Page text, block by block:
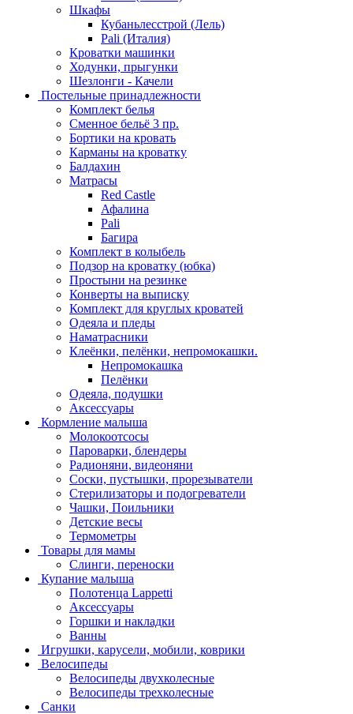
Шкафы
Кубаньлесстрой (Лель)
Pali (Италия)
Кроватки машинки
Ходунки, прыгунки
Шезлонги - Качели
Постельные принадлежности
Комплект белья
Сменное бельё 3 пр.
Бортики на кровать
Карманы на кроватку
Балдахин
Матрасы
Red Castle
Афалина
Pali
Багира
Комплект в колыбель
Подзор на кроватку (юбка)
Простыни на резинке
Конверты на выписку
Комплект для круглых кроватей
Одеяла и пледы
Наматрасники
Клеёнки, пелёнки, непромокашки.
Непромокашка
Пелёнки
Одеяла, подушки
Аксессуары
Кормление малыша
Молокоотсосы
Пароварки, блендеры
Радионяни, видеоняни
Соски, пустышки, прорезыватели
Стерилизаторы и подогреватели
Чашки, Поильники
Детские весы
Термометры
Товары для мамы
Слинги, переноски
Купание малыша
Полотенца Lappetti
Аксессуары
Горшки и накладки
Ванны
Игрушки, карусели, мобили, коврики
Велосипеды
Велосипеды двухколесные
Велосипеды трехколесные
Санки